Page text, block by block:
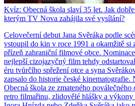
Kvíz: Obecná škola slaví 35 let. Jak
kterým TV Nova zahájila své vysílání?
Celovečerní debut Jana Svěráka podle
vstoupil do kin v roce 1991 a okamžitě si
přízeň zahraniční filmové obce.
nejlepší cizojazyčný film tehdy
éru tvůrčího spřežení otce a syna
zapsalo do historie české kinematografie.
Obecná škola ze zmateného
retro filmařinu, zlidovělé hlášky a